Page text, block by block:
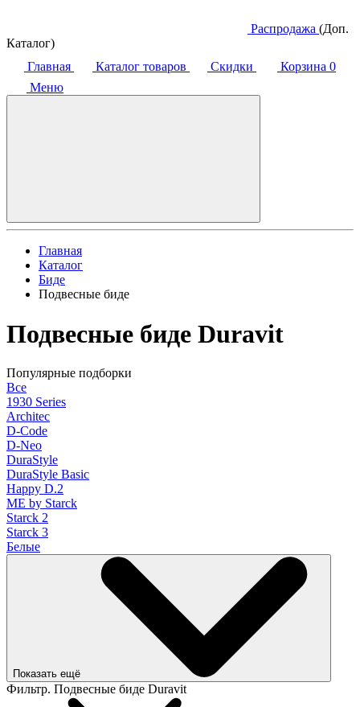
Распродажа (Доп.
Каталог)
Главная
Каталог товаров Скидки Корзина 0
Меню
Главная
Каталог
Биде
Подвесные биде
Подвесные биде Duravit
Популярные подборки
Все
1930 Series
Architec
D-Code
D-Neo
DuraStyle
DuraStyle Basic
Happy D.2
ME by Starck
Starck 2
Starck 3
Белые
Показать ещё
Фильтр. Подвесные биде Duravit